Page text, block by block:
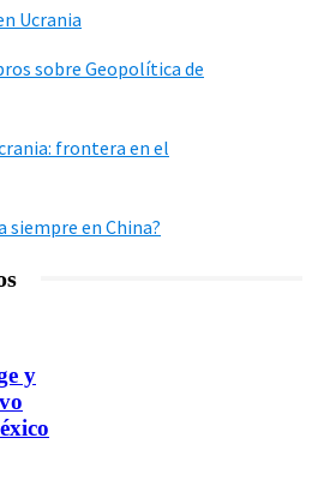
Ucrania
sobre Geopolítica de
frontera en el
siempre en China?
y